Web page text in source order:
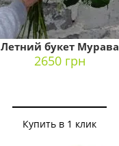
Летний букет Мурава
2650 грн
Купить в 1 клик